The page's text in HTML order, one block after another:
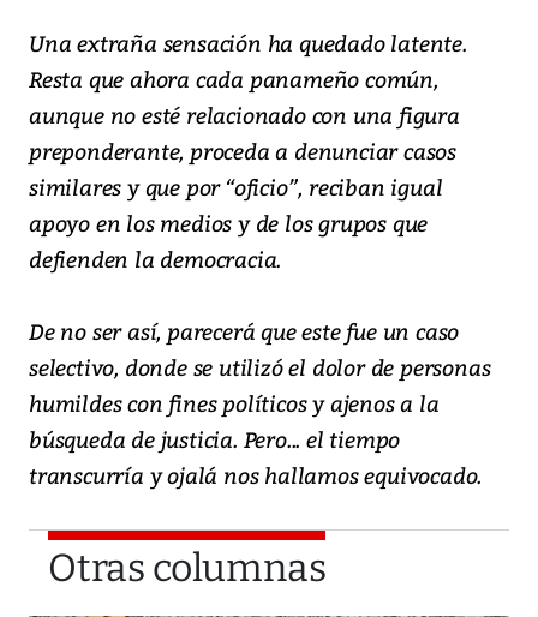
Una extraña sensación ha quedado latente.
Resta que ahora cada panameño común,
aunque no esté relacionado con una figura
preponderante, proceda a denunciar casos
similares y que por “oficio”, reciban igual
apoyo en los medios y de los grupos que
defienden la democracia.
De no ser así, parecerá que este fue un caso
selectivo, donde se utilizó el dolor de personas
humildes con fines políticos y ajenos a la
búsqueda de justicia. Pero... el tiempo
transcurría y ojalá nos hallamos equivocado.
Otras columnas